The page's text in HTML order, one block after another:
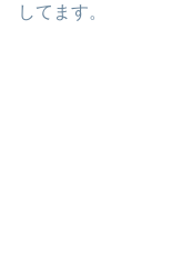
してます。